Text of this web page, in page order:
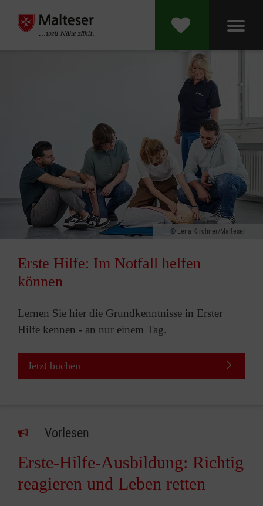
Lena Kirchner/Malteser
Erste Hilfe: Im Notfall helfen
können
Lernen Sie hier die Grundkenntnisse in Erster
Hilfe kennen - an nur einem Tag.
Jetzt buchen
Vorlesen
Erste-Hilfe-Ausbildung: Richtig
reagieren und Leben retten